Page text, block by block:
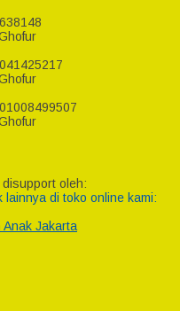
oleh:
lainnya di toko online kami: